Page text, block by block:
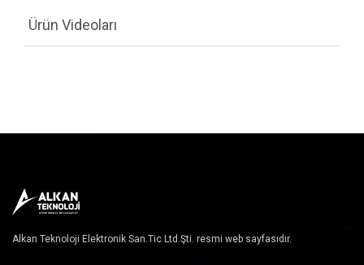
Havya, Lehim İstasyonları
Güç Kaynakları
RF Ürünler
Ürün Videoları
Alkan Teknoloji Elektronik San.Tic.Ltd.Şti. resmi web sayfasıdır.